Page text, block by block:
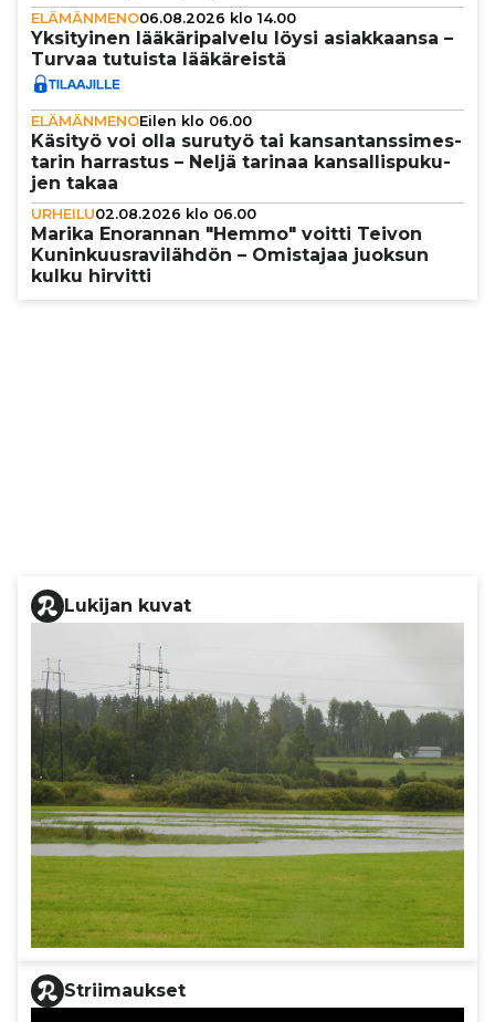
ELÄMÄNMENO06.08.2026 klo 14.00
Yksi­tyi­nen lää­kä­ri­pal­velu löysi asi­ak­kaansa –
Turvaa tutuista lää­kä­reistä
ELÄMÄNMENOEilen klo 06.00
Käsityö voi olla surutyö tai kan­san­tans­si­mes­
ta­rin harrastus – Neljä tarinaa kan­sal­lis­pu­ku­
jen takaa
URHEILU02.08.2026 klo 06.00
Marika Enorannan "Hemmo" voitti Teivon
Kunin­kuus­ra­vi­läh­dön – Omistajaa juoksun
kulku hirvitti
Lukijan kuvat
Striimaukset